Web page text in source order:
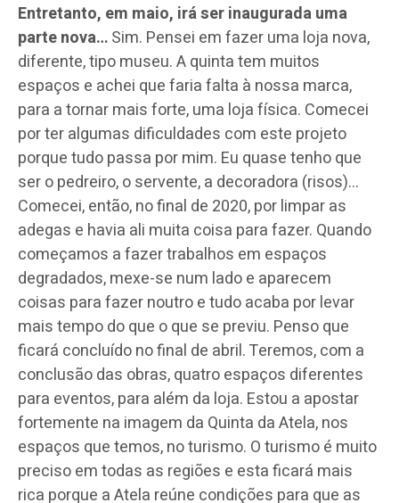
Entretanto, em maio, irá ser inaugurada uma
parte nova…Sim. Pensei em fazer uma loja nova,
diferente, tipo museu. A quinta tem muitos
espaços e achei que faria falta à nossa marca,
para a tornar mais forte, uma loja física. Comecei
por ter algumas dificuldades com este projeto
porque tudo passa por mim. Eu quase tenho que
ser o pedreiro, o servente, a decoradora (risos)…
Comecei, então, no final de 2020, por limpar as
adegas e havia ali muita coisa para fazer. Quando
começamos a fazer trabalhos em espaços
degradados, mexe-se num lado e aparecem
coisas para fazer noutro e tudo acaba por levar
mais tempo do que o que se previu. Penso que
ficará concluído no final de abril. Teremos, com a
conclusão das obras, quatro espaços diferentes
para eventos, para além da loja. Estou a apostar
fortemente na imagem da Quinta da Atela, nos
espaços que temos, no turismo. O turismo é muito
preciso em todas as regiões e esta ficará mais
rica porque a Atela reúne condições para que as